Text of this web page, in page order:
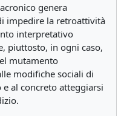
genera
impedire la retroattività
interpretativo
piuttosto, in ogni caso,
mutamento
modifiche sociali di
al concreto atteggiarsi